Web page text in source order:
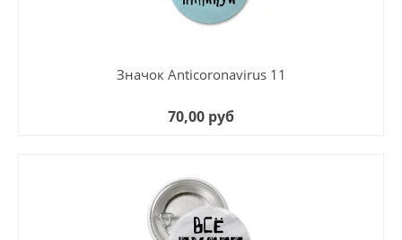
Значок Anticoronavirus 11
70,00 руб